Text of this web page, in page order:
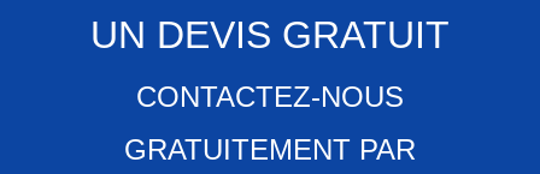
UN DEVIS GRATUIT
CONTACTEZ-NOUS
GRATUITEMENT PAR